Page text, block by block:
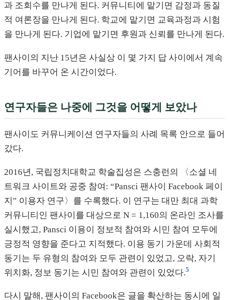
과 조회수를 만나게 된다. 커뮤니티에 맡기면 감정과 동질
적 여론장을 만나게 된다. 학교에 맡기면 교육과정과 시험
을 만나게 된다. 기업에 맡기면 후원과 신뢰를 만나게 된다.
팬사이의 지난 15년은 사실상 이 몇 가지 답 사이에서 계속
기어를 바꾸어 온 시간이었다.
연구자들은 나중에 그것을 어떻게 보았나
팬사이도 커뮤니케이션 연구자들의 사례 목록 안으로 들어
갔다.
2016년, 국립정치대학교 학술집성은 스충런의 〈소셜 네
트워크 사이트와 공중 참여: “Pansci 팬사이 Facebook 페이
지” 이용자 연구〉를 수록했다. 이 연구는 대만 최대 과학
커뮤니티인 팬사이를 대상으로 N = 1,160의 온라인 조사를
실시했고, Pansci 이용이 정보적 참여와 시민 참여 모두에
긍정적 영향을 준다고 지적했다. 이용 동기 가운데 사회적
동기는 두 유형의 참여와 모두 관련이 있었고, 오락, 자기
위치화, 정보 동기는 시민 참여와 관련이 있었다.5
다시 말해, 팬사이의 Facebook은 글을 확산하는 동시에 일